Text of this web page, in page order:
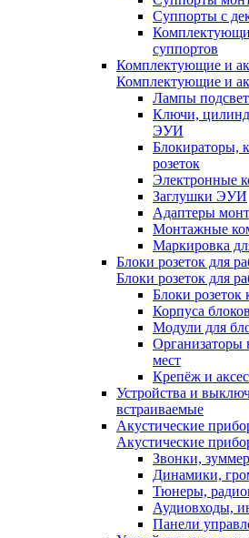
Суппорты с
суппортов
Комплектующие и
Комплектующие и
Лампы
Ключи,
ЭУИ
Блокираторы,
розеток
Электронные
Заглушки ЭУИ
Адаптеры
Монтажные
Маркировка
Блоки розеток для
Блоки розеток для
Блоки розеток
Корпуса
Модули для
Организаторы
мест
Крепёж и
Устройства и
встраиваемые
Акустические
Акустические
Звонки,
Динамики,
Тюнеры,
Аудиовходы,
Панели